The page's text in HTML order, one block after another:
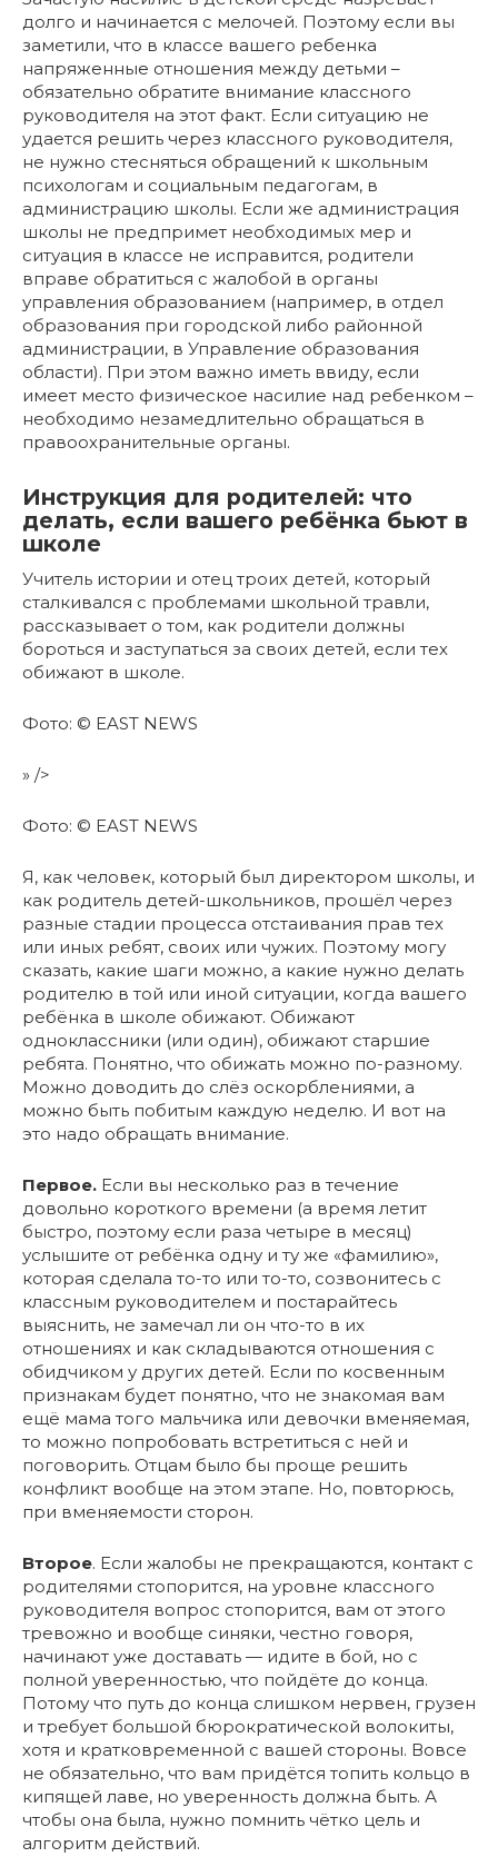
долго и начинается с мелочей. Поэтому если вы
заметили, что в классе вашего ребенка
напряженные отношения между детьми –
обязательно обратите внимание классного
руководителя на этот факт. Если ситуацию не
удается решить через классного руководителя,
не нужно стесняться обращений к школьным
психологам и социальным педагогам, в
администрацию школы. Если же администрация
школы не предпримет необходимых мер и
ситуация в классе не исправится, родители
вправе обратиться с жалобой в органы
управления образованием (например, в отдел
образования при городской либо районной
администрации, в Управление образования
области). При этом важно иметь ввиду, если
имеет место физическое насилие над ребенком –
необходимо незамедлительно обращаться в
правоохранительные органы.
Инструкция для родителей: что
делать, если вашего ребёнка бьют в
школе
Учитель истории и отец троих детей, который
сталкивался с проблемами школьной травли,
рассказывает о том, как родители должны
бороться и заступаться за своих детей, если тех
обижают в школе.
Фото: © EAST NEWS
» />
Фото: © EAST NEWS
Я, как человек, который был директором школы, и
как родитель детей-школьников, прошёл через
разные стадии процесса отстаивания прав тех
или иных ребят, своих или чужих. Поэтому могу
сказать, какие шаги можно, а какие нужно делать
родителю в той или иной ситуации, когда вашего
ребёнка в школе обижают. Обижают
одноклассники (или один), обижают старшие
ребята. Понятно, что обижать можно по-разному.
Можно доводить до слёз оскорблениями, а
можно быть побитым каждую неделю. И вот на
это надо обращать внимание.
Первое. Если вы несколько раз в течение
довольно короткого времени (а время летит
быстро, поэтому если раза четыре в месяц)
услышите от ребёнка одну и ту же «фамилию»,
которая сделала то-то или то-то, созвонитесь с
классным руководителем и постарайтесь
выяснить, не замечал ли он что-то в их
отношениях и как складываются отношения с
обидчиком у других детей. Если по косвенным
признакам будет понятно, что не знакомая вам
ещё мама того мальчика или девочки вменяемая,
то можно попробовать встретиться с ней и
поговорить. Отцам было бы проще решить
конфликт вообще на этом этапе. Но, повторюсь,
при вменяемости сторон.
Второе. Если жалобы не прекращаются, контакт с
родителями стопорится, на уровне классного
руководителя вопрос стопорится, вам от этого
тревожно и вообще синяки, честно говоря,
начинают уже доставать — идите в бой, но с
полной уверенностью, что пойдёте до конца.
Потому что путь до конца слишком нервен, грузен
и требует большой бюрократической волокиты,
хотя и кратковременной с вашей стороны. Вовсе
не обязательно, что вам придётся топить кольцо в
кипящей лаве, но уверенность должна быть. А
чтобы она была, нужно помнить чётко цель и
алгоритм действий.